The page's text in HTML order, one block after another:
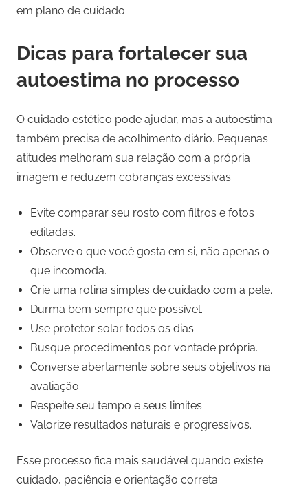
em plano de cuidado.
Dicas para fortalecer sua
autoestima no processo
O cuidado estético pode ajudar, mas a autoestima
também precisa de acolhimento diário. Pequenas
atitudes melhoram sua relação com a própria
imagem e reduzem cobranças excessivas.
Evite comparar seu rosto com filtros e fotos
editadas.
Observe o que você gosta em si, não apenas o
que incomoda.
Crie uma rotina simples de cuidado com a pele.
Durma bem sempre que possível.
Use protetor solar todos os dias.
Busque procedimentos por vontade própria.
Converse abertamente sobre seus objetivos na
avaliação.
Respeite seu tempo e seus limites.
Valorize resultados naturais e progressivos.
Esse processo fica mais saudável quando existe
cuidado, paciência e orientação correta.